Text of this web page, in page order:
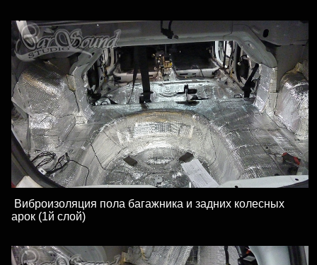
Виброизоляция пола багажника и задних колесных
арок (1й слой)